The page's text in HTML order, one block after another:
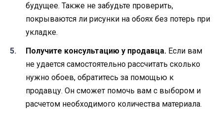
будущее. Также не забудьте проверить,
покрываются ли рисунки на обоях без потерь при
укладке.
Получите консультацию у продавца. Если вам
не удается самостоятельно рассчитать сколько
нужно обоев, обратитесь за помощью к
продавцу. Он сможет помочь вам с выбором и
расчетом необходимого количества материала.